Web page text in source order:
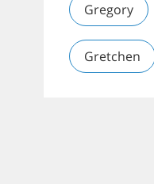
Gregory
Gretchen